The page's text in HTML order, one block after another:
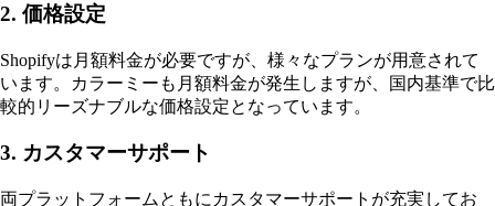
2. 価格設定
Shopifyは月額料金が必要ですが、様々なプランが用意されて
います。カラーミーも月額料金が発生しますが、国内基準で比
較的リーズナブルな価格設定となっています。
3. カスタマーサポート
両プラットフォームともにカスタマーサポートが充実してお